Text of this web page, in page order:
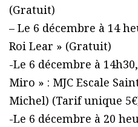
(Gratuit)
– Le 6 décembre à 14
Roi Lear » (Gratuit)
-Le 6 décembre à
Miro » : MJC Escale
Michel) (Tarif unique
-Le 6 décembre à 20